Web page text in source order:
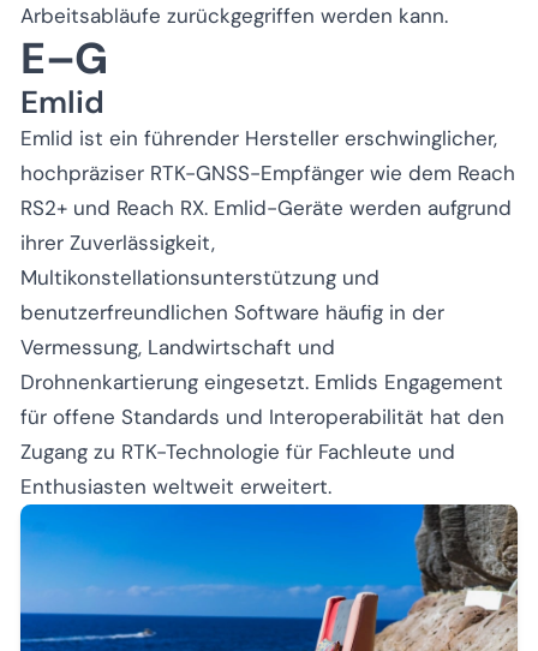
Arbeitsabläufe zurückgegriffen werden kann.
E–G
Emlid
Emlid ist ein führender Hersteller erschwinglicher,
hochpräziser RTK-GNSS-Empfänger wie dem Reach
RS2+ und Reach RX. Emlid-Geräte werden aufgrund
ihrer Zuverlässigkeit,
Multikonstellationsunterstützung und
benutzerfreundlichen Software häufig in der
Vermessung, Landwirtschaft und
Drohnenkartierung eingesetzt. Emlids Engagement
für offene Standards und Interoperabilität hat den
Zugang zu RTK-Technologie für Fachleute und
Enthusiasten weltweit erweitert.